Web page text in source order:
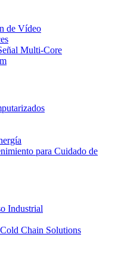
de Vídeo
Multi-Core
para Cuidado de
Industrial
Chain Solutions